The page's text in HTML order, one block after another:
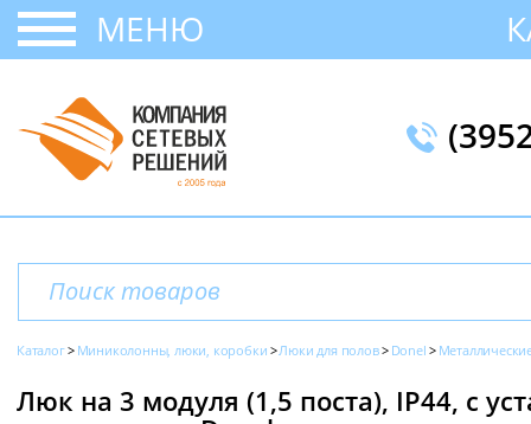
МЕНЮ
Каталог Миниколонны, люки, коробки Люки для полов Donel
Люк на 3 модуля (1,5 поста), IP44, с